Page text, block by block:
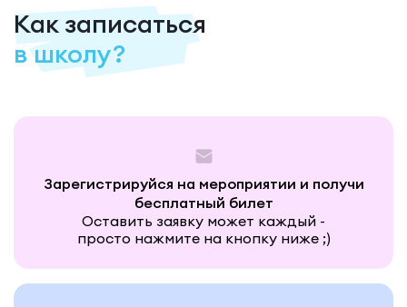
Как записаться
в школу?
Зарегистрируйся на мероприятии и получи
бесплатный билет
Оставить заявку может каждый -
просто нажмите на кнопку ниже ;)